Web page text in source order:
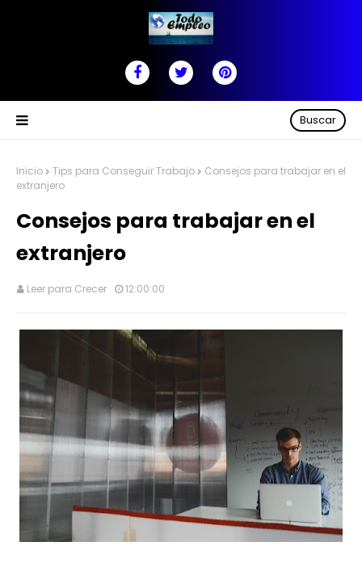
Buscar
Inicio Tips para Conseguir Trabajo
Consejos para trabajar en el
extranjero
Consejos para trabajar en el
extranjero
Leer para Crecer 12:00:00